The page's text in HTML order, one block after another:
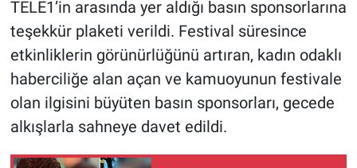
TELE1’in arasında yer aldığı basın sponsorlarına
teşekkür plaketi verildi. Festival süresince
etkinliklerin görünürlüğünü artıran, kadın odaklı
haberciliğe alan açan ve kamuoyunun festivale
olan ilgisini büyüten basın sponsorları, gecede
alkışlarla sahneye davet edildi.
Canlı Yayın